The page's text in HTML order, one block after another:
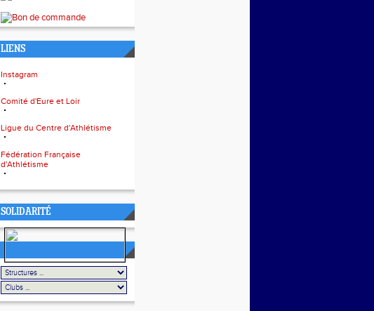
LIENS
Instagram
Comité d'Eure et Loir
Ligue du Centre d'Athlétisme
Fédération Française
d'Athlétisme
SOLIDARITÉ
LES ESPACES